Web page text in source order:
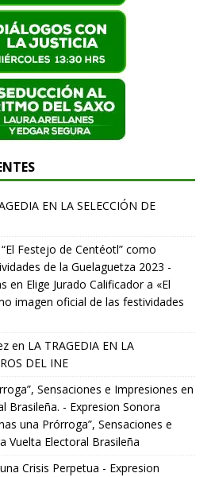
EN LA SELECCIÓN DE
Festejo de Centéotl” como
de la Guelaguetza 2023 -
en Elige Jurado Calificador a «El
imagen oficial de las festividades
en LA TRAGEDIA EN LA
DEL INE
Sensaciones e Impresiones en
Brasileña. - Expresion Sonora
una Prórroga”, Sensaciones e
Vuelta Electoral Brasileña
Crisis Perpetua - Expresion